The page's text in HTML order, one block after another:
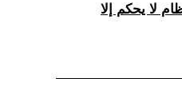
لا يحكم إلا